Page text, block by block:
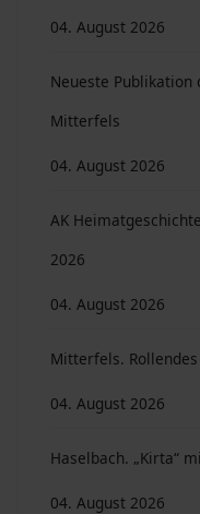
04. August 2026
Neueste Publikation
Mitterfels
04. August 2026
AK
2026
04. August 2026
Mitterfels.
04. August 2026
Haselbach. „Kirta“
04. August 2026